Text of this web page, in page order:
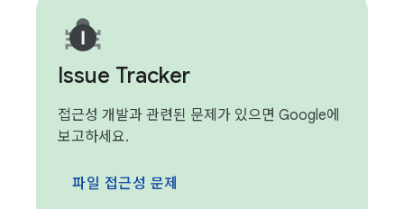
Issue Tracker
접근성 개발과 관련된 문제가 있으면 Google에
보고하세요.
파일 접근성 문제